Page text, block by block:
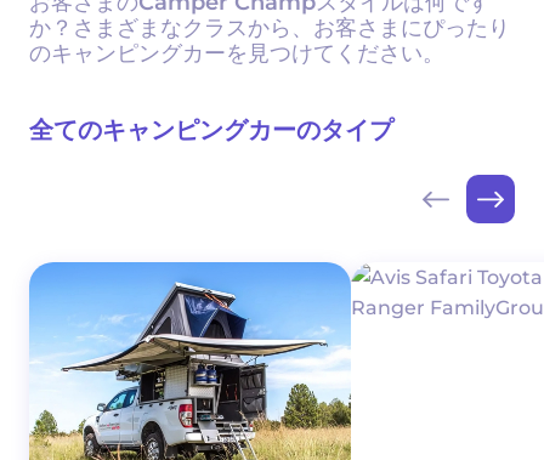
か？さまざまなクラスから、お客さまにぴったり
のキャンピングカーを見つけてください。
全てのキャンピングカーのタイプ